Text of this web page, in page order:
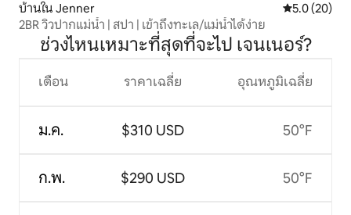
บ้านใน Jenner คะแนนเฉลี่ย
5.0 (20)
2BR วิวปากแม่น้ำ | สปา | เข้าถึงทะเล/แม่น้ำได้ง่าย
ช่วงไหนเหมาะที่สุดที่จะไป เจนเนอร์?
เดือน
ม.ค.
ก.พ.
ราคาเฉลี่ย
$310 USD
$290 USD
อุณหภูมิเฉลี่ย
50°F
50°F